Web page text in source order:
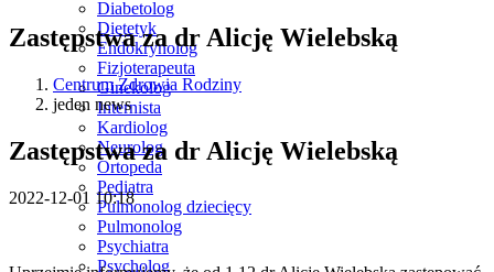
Diabetolog
Dietetyk
Endokrynolog
Fizjoterapeuta
Ginekolog
Internista
Kardiolog
Neurolog
Ortopeda
Pediatra
Pulmonolog dziecięcy
Pulmonolog
Psychiatra
Psycholog
Zastępstwa za dr Alicję Wielebską
Centrum Zdrowia Rodziny
jeden news
Zastępstwa za dr Alicję Wielebską
2022-12-01 10:18